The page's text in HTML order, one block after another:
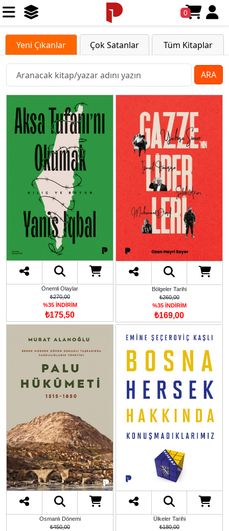
0
Yeni Çıkanlar Çok Satanlar Tüm Kitaplar
ARA
Önemli Olaylar
₺270,00
%35 İNDİRİM
₺175,50
Bölgeler Tarihi
₺260,00
%35 İNDİRİM
₺169,00
Osmanlı Dönemi
₺450,00
Ülkeler Tarihi
₺180,00